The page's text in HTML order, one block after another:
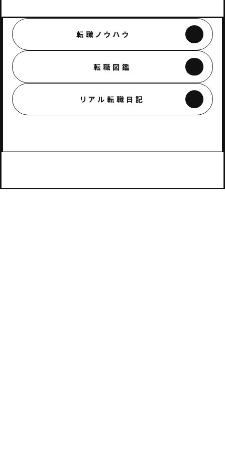
転職ノウハウ
転職図鑑
リアル転職日記